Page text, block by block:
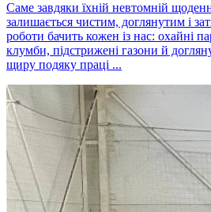
Саме завдяки їхній невтомній
залишається чистим, доглянутим і
роботи бачить кожен із нас: охайні
клумби, підстрижені газони й
щиру подяку праці ...